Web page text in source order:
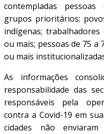
contempladas
grupos prioritários:
indígenas;
ou mais; pessoas de 75 a
ou mais
As informações
responsabilidade das
responsáveis pela
contra a Covid-19 em
cidades não